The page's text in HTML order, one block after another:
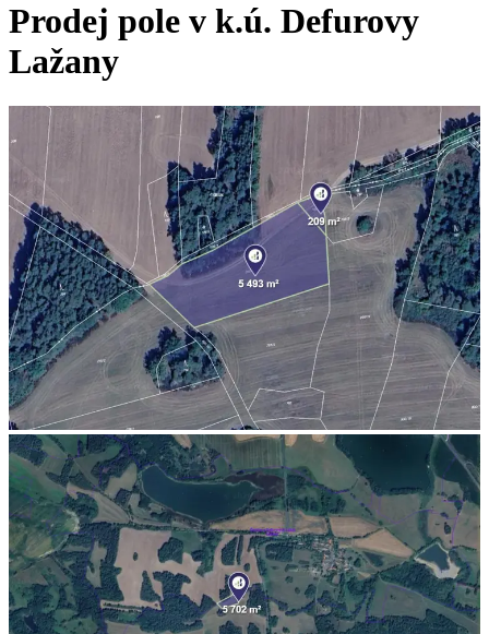
Prodej pole v k.ú. Defurovy
Lažany